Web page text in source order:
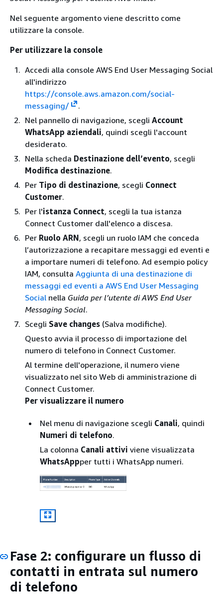
Nel seguente argomento viene descritto come
utilizzare la console.
Per utilizzare la console
Accedi alla console AWS End User Messaging Social
all'indirizzo
https://console.aws.amazon.com/social-
messaging/
.
Nel pannello di navigazione, scegli Account
WhatsApp aziendali, quindi scegli l'account
desiderato.
Nella scheda Destinazione dell’evento, scegli
Modifica destinazione.
Per Tipo di destinazione, scegli Connect
Customer.
Per l'istanza Connect, scegli la tua istanza
Connect Customer dall'elenco a discesa.
Per Ruolo ARN, scegli un ruolo IAM che conceda
l’autorizzazione a recapitare messaggi ed eventi e
a importare numeri di telefono. Ad esempio policy
IAM, consulta Aggiunta di una destinazione di
messaggi ed eventi a AWS End User Messaging
Social nella Guida per l’utente di AWS End User
Messaging Social.
Scegli Save changes (Salva modifiche).
Questo avvia il processo di importazione del
numero di telefono in Connect Customer.
Al termine dell'operazione, il numero viene
visualizzato nel sito Web di amministrazione di
Connect Customer.
Per visualizzare il numero
Nel menu di navigazione scegli Canali, quindi
Numeri di telefono.
La colonna Canali attivi viene visualizzata
WhatsAppper tutti i WhatsApp numeri.
Fase 2: configurare un flusso di
contatti in entrata sul numero
di telefono